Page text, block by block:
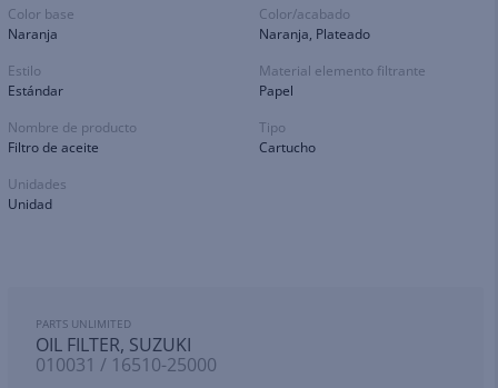
Color base
Naranja
Color/acabado
Naranja, Plateado
Estilo
Estándar
Material elemento filtrante
Papel
Nombre de producto
Filtro de aceite
Tipo
Cartucho
Unidades
Unidad
PARTS UNLIMITED
OIL FILTER, SUZUKI
010031 / 16510-25000